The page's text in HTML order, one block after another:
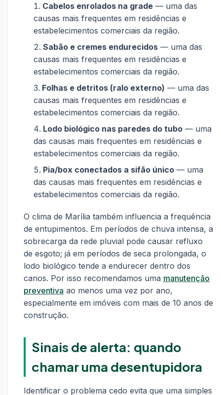
Cabelos enrolados na grade — uma das
causas mais frequentes em residências e
estabelecimentos comerciais da região.
Sabão e cremes endurecidos — uma das
causas mais frequentes em residências e
estabelecimentos comerciais da região.
Folhas e detritos (ralo externo) — uma das
causas mais frequentes em residências e
estabelecimentos comerciais da região.
Lodo biológico nas paredes do tubo — uma
das causas mais frequentes em residências e
estabelecimentos comerciais da região.
Pia/box conectados a sifão único — uma
das causas mais frequentes em residências e
estabelecimentos comerciais da região.
O clima de Marília também influencia a frequência
de entupimentos. Em períodos de chuva intensa, a
sobrecarga da rede pluvial pode causar refluxo
de esgoto; já em períodos de seca prolongada, o
lodo biológico tende a endurecer dentro dos
canos. Por isso recomendamos uma manutenção
preventiva ao menos uma vez por ano,
especialmente em imóveis com mais de 10 anos de
construção.
Sinais de alerta: quando
chamar uma desentupidora
Identificar o problema cedo evita que uma simples